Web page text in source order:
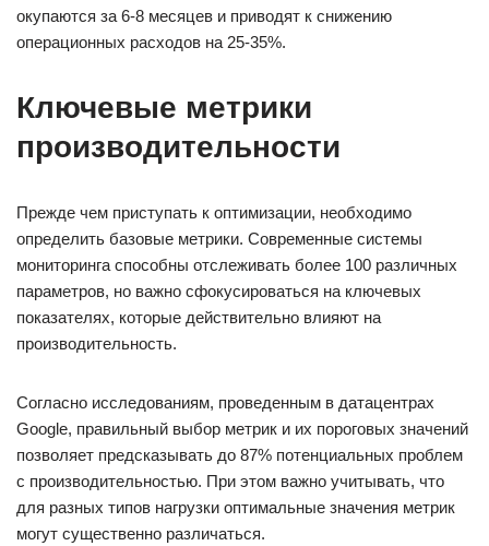
окупаются за 6-8 месяцев и приводят к снижению
операционных расходов на 25-35%.
Ключевые метрики
производительности
Прежде чем приступать к оптимизации, необходимо
определить базовые метрики. Современные системы
мониторинга способны отслеживать более 100 различных
параметров, но важно сфокусироваться на ключевых
показателях, которые действительно влияют на
производительность.
Согласно исследованиям, проведенным в датацентрах
Google, правильный выбор метрик и их пороговых значений
позволяет предсказывать до 87% потенциальных проблем
с производительностью. При этом важно учитывать, что
для разных типов нагрузки оптимальные значения метрик
могут существенно различаться.